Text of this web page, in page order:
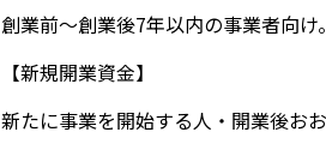
創業前〜創業後7年以内の事業者向
【新規開業資金】
新たに事業を開始する人・開業後お